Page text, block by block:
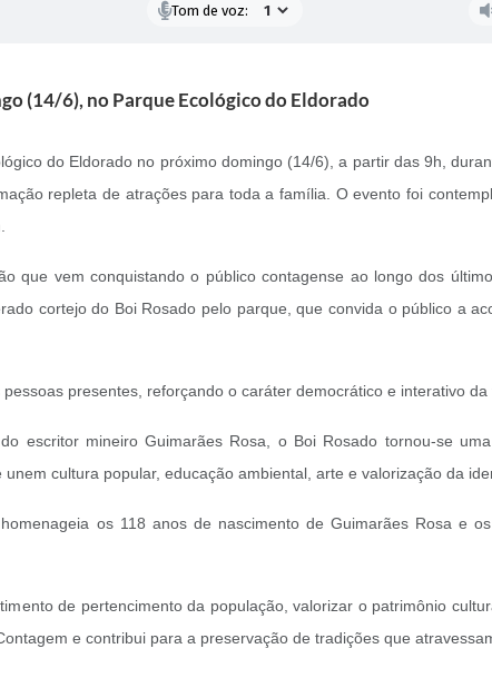
Tom de voz:
(14/6), no Parque Ecológico do Eldorado
do Eldorado no próximo domingo (14/6), a partir das 9h,
repleta de atrações para toda a família. O evento foi
que vem conquistando o público contagense ao longo dos
cortejo do Boi Rosado pelo parque, que convida o público a
presentes, reforçando o caráter democrático e interativo da
escritor mineiro Guimarães Rosa, o Boi Rosado tornou-se
cultura popular, educação ambiental, arte e valorização da
os 118 anos de nascimento de Guimarães Rosa e
de pertencimento da população, valorizar o patrimônio
e contribui para a preservação de tradições que